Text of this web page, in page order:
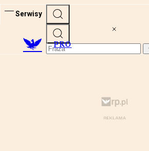
Serwisy
PRO